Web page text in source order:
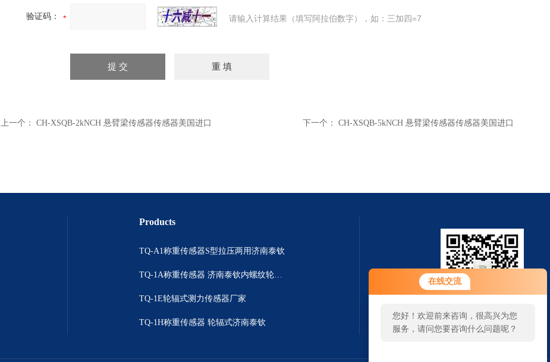
在线交流
您好！欢迎前来咨询，很高兴为您
服务，请问您要咨询什么问题呢？
验证码： 请输入计算结果（填写阿拉伯数字），如：三加四=7
上一个： CH-XSQB-2kNCH 悬臂梁传感器传感器美国进口 下一个： CH-XSQB-5kNCH 悬臂梁传感器传感器美国进口
Products
TQ-A1称重传感器S型拉压两用济南泰钦
TQ-1A称重传感器 济南泰钦内螺纹轮辐拉压双向
TQ-1E轮辐式测力传感器厂家
TQ-1H称重传感器 轮辐式济南泰钦 扫一扫 微信咨询